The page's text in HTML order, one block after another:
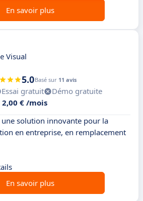
En savoir plus
Visual
5.0Basé sur 11 avis
Essai gratuit
Démo gratuite
2,00 € /mois
une solution innovante pour la
en entreprise, en remplacement
En savoir plus